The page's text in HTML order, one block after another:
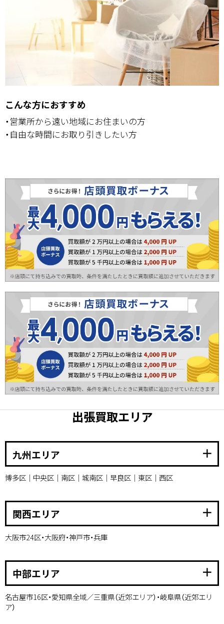
こんな方におすすめ
・営業所から遠い地域にお住まいの方
・自由な時間にお取り引きしたい方
出張買取エリア
九州エリア add
博多区｜中央区｜南区｜城南区｜早良区｜東区｜西区
関西エリア add
大阪市24区・大阪府・神戸市・兵庫
中部エリア add
名古屋市16区・愛知県全域／三重県（近郊エリア）・岐阜県（近郊エリ
ア）